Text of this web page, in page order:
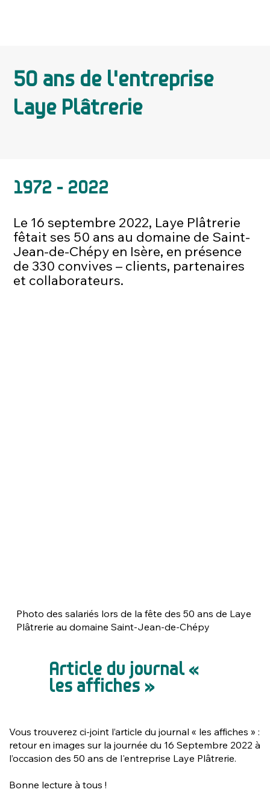
50 ans de l'entreprise
Laye Plâtrerie
1972 - 2022
Le 16 septembre 2022, Laye Plâtrerie
fêtait ses 50 ans au domaine de Saint-
Jean-de-Chépy en Isère, en présence
de 330 convives – clients, partenaires
et collaborateurs.
Photo des salariés lors de la fête des 50 ans de Laye
Plâtrerie au domaine Saint-Jean-de-Chépy
Article du journal «
les affiches »
Vous trouverez ci-joint l’article du journal « les affiches » :
retour en images sur la journée du 16 Septembre 2022 à
l’occasion des 50 ans de l'entreprise Laye Plâtrerie.
Bonne lecture à tous !